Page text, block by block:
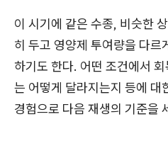
이 시기에 같은 수종, 비슷한
히 두고 영양제 투여량을 다르
하기도 한다. 어떤 조건에서
는 어떻게 달라지는지 등에 대
경험으로 다음 재생의 기준을